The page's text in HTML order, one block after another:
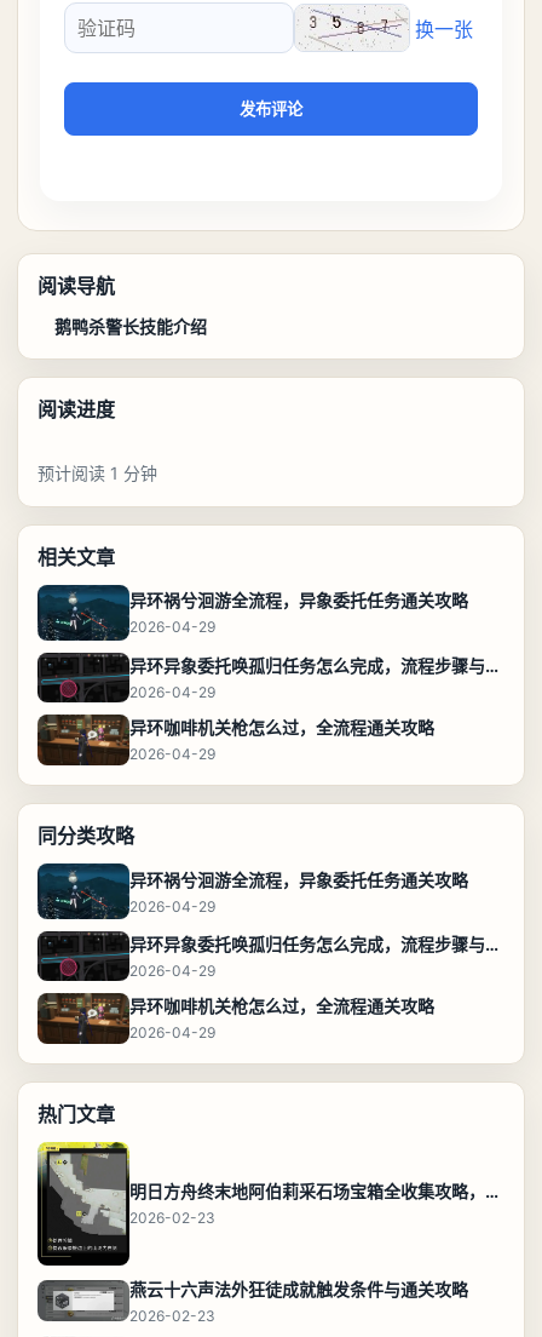
验证码
换一张
发布评论
阅读导航
鹅鸭杀警长技能介绍
阅读进度
预计阅读 1 分钟
相关文章
异环祸兮洄游全流程，异象委托任务通关攻略
2026-04-29
异环异象委托唤孤归任务怎么完成，流程步骤与位置攻略
2026-04-29
异环咖啡机关枪怎么过，全流程通关攻略
2026-04-29
同分类攻略
异环祸兮洄游全流程，异象委托任务通关攻略
2026-04-29
异环异象委托唤孤归任务怎么完成，流程步骤与位置攻略
2026-04-29
异环咖啡机关枪怎么过，全流程通关攻略
2026-04-29
热门文章
明日方舟终末地阿伯莉采石场宝箱全收集攻略，全点位分布图与路线
2026-02-23
燕云十六声法外狂徒成就触发条件与通关攻略
2026-02-23